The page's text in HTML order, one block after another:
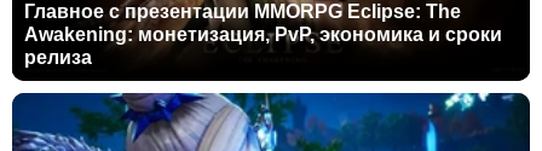
Главное с презентации MMORPG Eclipse: The
Awakening: монетизация, PvP, экономика и сроки
релиза